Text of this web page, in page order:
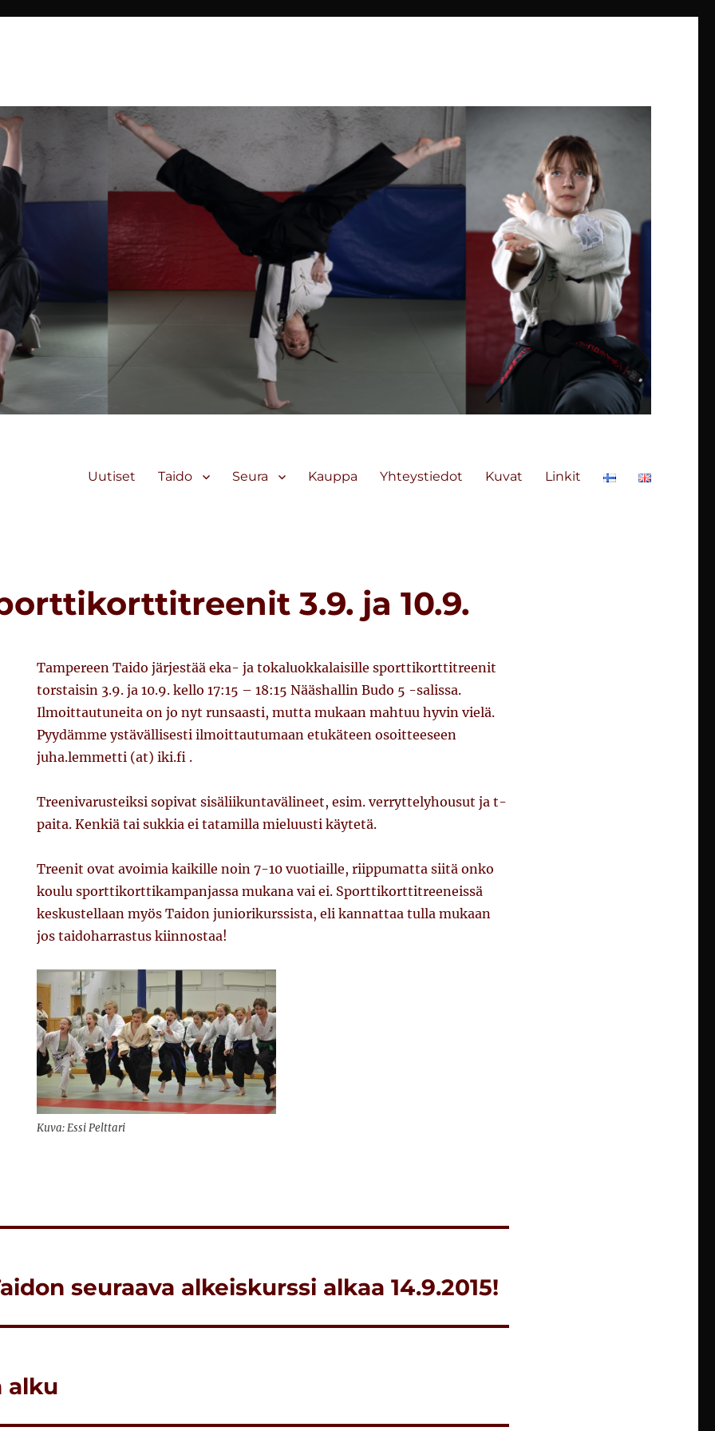
Uutiset Taido Seura Kauppa Yhteystiedot Kuvat Linkit
3.9. ja 10.9.
Tampereen Taido järjestää eka- ja tokaluokkalaisille sporttikorttitreenit
torstaisin 3.9. ja 10.9. kello 17:15 – 18:15 Nääshallin Budo 5 -salissa.
Ilmoittautuneita on jo nyt runsaasti, mutta mukaan mahtuu hyvin vielä.
Pyydämme ystävällisesti ilmoittautumaan etukäteen osoitteeseen
juha.lemmetti (at) iki.fi .
Treenivarusteiksi sopivat sisäliikuntavälineet, esim. verryttelyhousut ja t-
paita. Kenkiä tai sukkia ei tatamilla mieluusti käytetä.
Treenit ovat avoimia kaikille noin 7-10 vuotiaille, riippumatta siitä onko
koulu sporttikorttikampanjassa mukana vai ei. Sporttikorttitreeneissä
keskustellaan myös Taidon juniorikurssista, eli kannattaa tulla mukaan
jos taidoharrastus kiinnostaa!
Kuva: Essi Pelttari
seuraava alkeiskurssi alkaa 14.9.2015!
alku